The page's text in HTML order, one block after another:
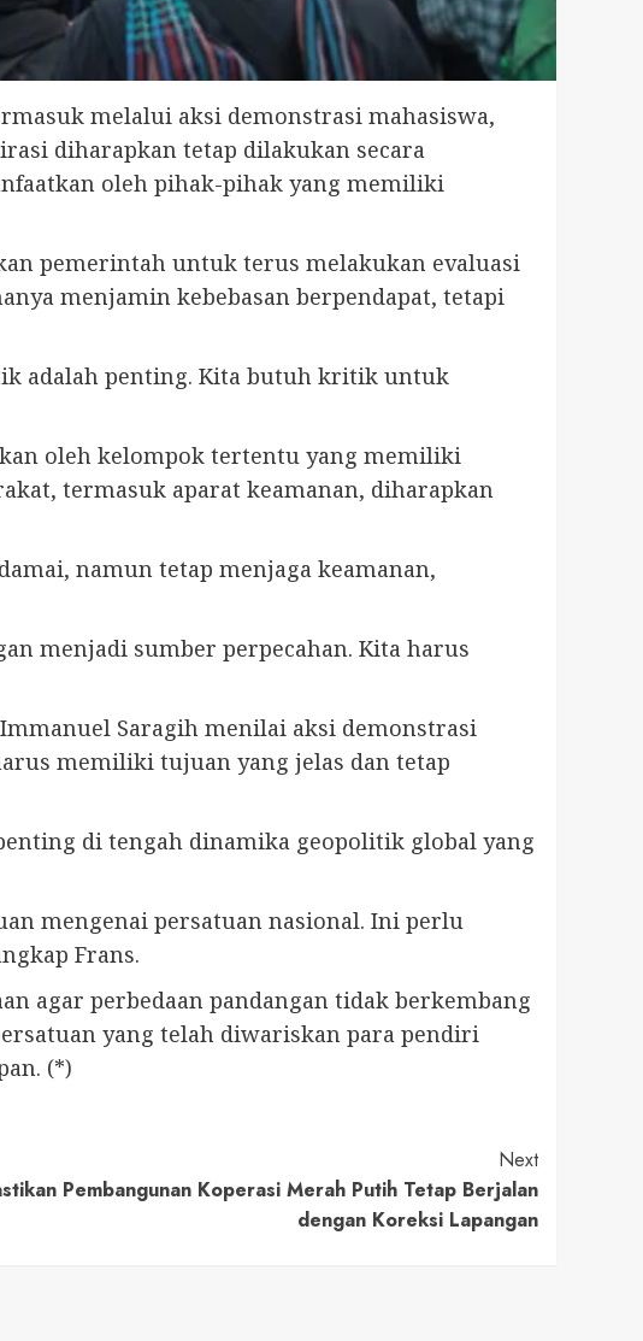
melalui aksi demonstrasi mahasiswa,
diharapkan tetap dilakukan secara
oleh pihak-pihak yang memiliki
pemerintah untuk terus melakukan evaluasi
menjamin kebebasan berpendapat, tetapi
adalah penting. Kita butuh kritik untuk
oleh kelompok tertentu yang memiliki
termasuk aparat keamanan, diharapkan
namun tetap menjaga keamanan,
menjadi sumber perpecahan. Kita harus
Saragih menilai aksi demonstrasi
memiliki tujuan yang jelas dan tetap
di tengah dinamika geopolitik global yang
mengenai persatuan nasional. Ini perlu
Frans.
agar perbedaan pandangan tidak berkembang
yang telah diwariskan para pendiri
(*)
Next
Pembangunan Koperasi Merah Putih Tetap Berjalan
dengan Koreksi Lapangan